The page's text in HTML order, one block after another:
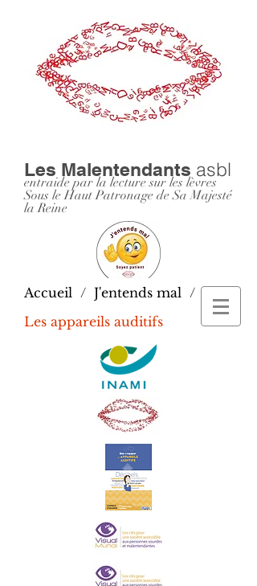
Les Malentendants asbl
entraide par la lecture sur les lèvres
Sous le Haut Patronage de Sa Majesté
la Reine
Accueil / J'entends mal /
Les appareils auditifs